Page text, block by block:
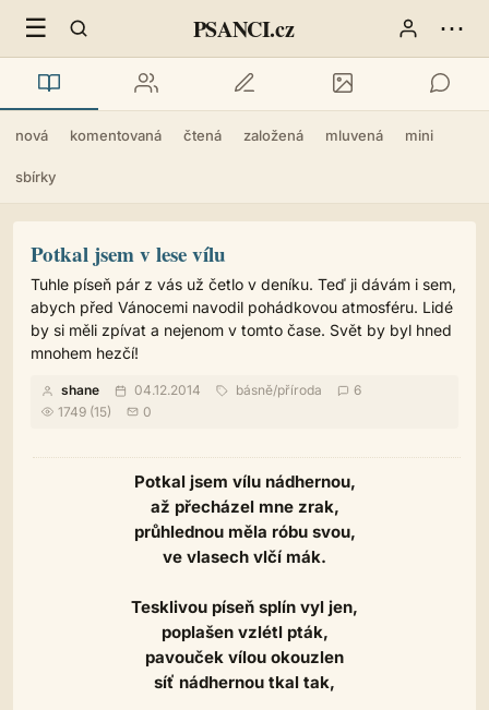
☰ PSANCI.cz ⋯
nová komentovaná čtená založená mluvená mini
sbírky
Potkal jsem v lese vílu
Tuhle píseň pár z vás už četlo v deníku. Teď ji dávám i sem,
abych před Vánocemi navodil pohádkovou atmosféru. Lidé
by si měli zpívat a nejenom v tomto čase. Svět by byl hned
mnohem hezčí!
shane 04.12.2014 básně/příroda
6
1749 (15)
0
Potkal jsem vílu nádhernou,
až přecházel mne zrak,
průhlednou měla róbu svou,
ve vlasech vlčí mák.
Tesklivou píseň splín vyl jen,
poplašen vzlétl pták,
pavouček vílou okouzlen
síť nádhernou tkal tak,